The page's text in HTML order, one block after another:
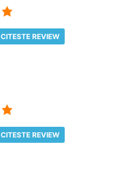
CITESTE REVIEW
CITESTE REVIEW